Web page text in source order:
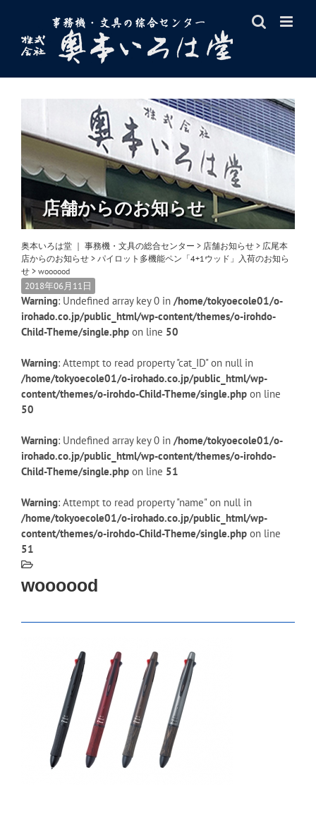
content
店舗からのお知らせ
奥本いろは堂 ｜ 事務機・文具の総合センター > 店舗お知らせ > 広尾本
店からのお知らせ > パイロット多機能ペン「4+1ウッド」入荷のお知ら
せ > woooood
2018年06月11日
Warning: Undefined array key 0 in /home/tokyoecole01/o-
irohado.co.jp/public_html/wp-content/themes/o-irohdo-
Child-Theme/single.php on line 50
Warning: Attempt to read property "cat_ID" on null in
/home/tokyoecole01/o-irohado.co.jp/public_html/wp-
content/themes/o-irohdo-Child-Theme/single.php on line
50
Warning: Undefined array key 0 in /home/tokyoecole01/o-
irohado.co.jp/public_html/wp-content/themes/o-irohdo-
Child-Theme/single.php on line 51
Warning: Attempt to read property "name" on null in
/home/tokyoecole01/o-irohado.co.jp/public_html/wp-
content/themes/o-irohdo-Child-Theme/single.php on line
51
woooood